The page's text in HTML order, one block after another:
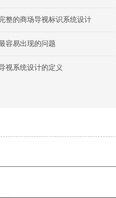
整的商场导视标识系统设计
容易出现的问题
视系统设计的定义